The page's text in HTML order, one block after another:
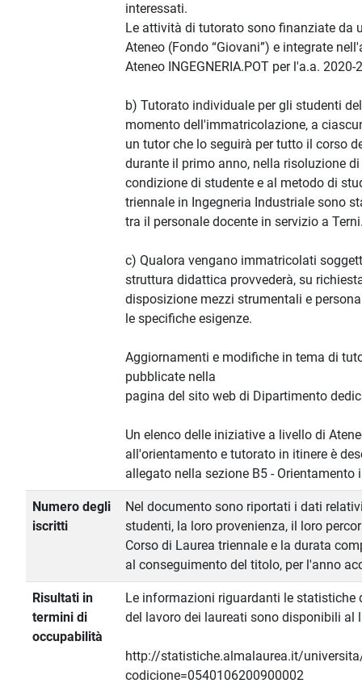
interessati.
Le attività di tutorato sono finanziate da
Ateneo (Fondo “Giovani”) e integrate
Ateneo INGEGNERIA.POT per l'a.a. 2020-
b) Tutorato individuale per gli studenti
momento dell'immatricolazione, a
un tutor che lo seguirà per tutto il corso
durante il primo anno, nella risoluzione
condizione di studente e al metodo di
triennale in Ingegneria Industriale sono
tra il personale docente in servizio a
c) Qualora vengano immatricolati
struttura didattica provvederà, su
disposizione mezzi strumentali e
le specifiche esigenze.
Aggiornamenti e modifiche in tema di
pubblicate nella
pagina del sito web di Dipartimento
Un elenco delle iniziative a livello di
all'orientamento e tutorato in itinere è
allegato nella sezione B5 - Orientamento
Numero degli
iscritti
Nel documento sono riportati i dati
studenti, la loro provenienza, il loro
Corso di Laurea triennale e la durata
al conseguimento del titolo, per l'anno
Risultati in
termini di
occupabilità
Le informazioni riguardanti le statistiche
del lavoro dei laureati sono disponibili al
http://statistiche.almalaurea.it/
codicione=0540106200900002